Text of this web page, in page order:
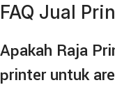
FAQ Jual
Apakah Raja
printer untuk